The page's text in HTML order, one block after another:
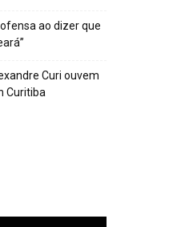
ao dizer que
Curi ouvem
Curitiba